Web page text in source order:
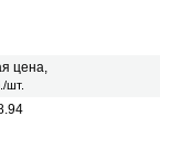
цена,
шт.